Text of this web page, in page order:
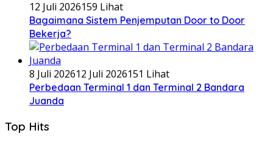
12 Juli 2026159 Lihat
Bagaimana Sistem Penjemputan Door to Door
Bekerja?
8 Juli 202612 Juli 2026151 Lihat
Perbedaan Terminal 1 dan Terminal 2 Bandara
Juanda
Top Hits